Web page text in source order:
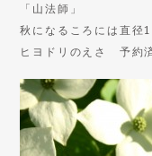
「山法師」
秋になるころには直径
ヒヨドリのえさ 予約